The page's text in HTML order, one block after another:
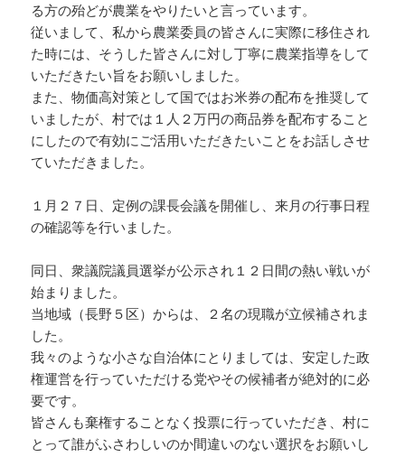
る方の殆どが農業をやりたいと言っています。
従いまして、私から農業委員の皆さんに実際に移住され
た時には、そうした皆さんに対し丁寧に農業指導をして
いただきたい旨をお願いしました。
また、物価高対策として国ではお米券の配布を推奨して
いましたが、村では１人２万円の商品券を配布すること
にしたので有効にご活用いただきたいことをお話しさせ
ていただきました。
１月２７日、定例の課長会議を開催し、来月の行事日程
の確認等を行いました。
同日、衆議院議員選挙が公示され１２日間の熱い戦いが
始まりました。
当地域（長野５区）からは、２名の現職が立候補されま
した。
我々のような小さな自治体にとりましては、安定した政
権運営を行っていただける党やその候補者が絶対的に必
要です。
皆さんも棄権することなく投票に行っていただき、村に
とって誰がふさわしいのか間違いのない選択をお願いし